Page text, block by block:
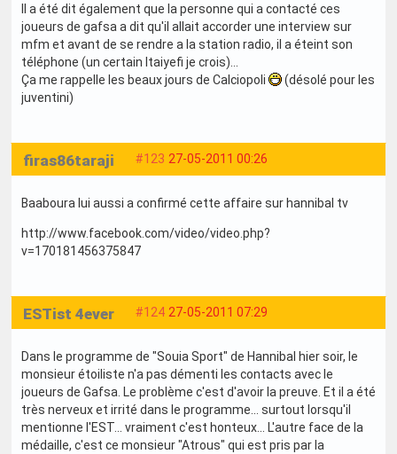
Il a été dit également que la personne qui a contacté ces
joueurs de gafsa a dit qu'il allait accorder une interview sur
mfm et avant de se rendre a la station radio, il a éteint son
téléphone (un certain ltaiyefi je crois)...
Ça me rappelle les beaux jours de Calciopoli
(désolé pour les
juventini)
#123 27-05-2011 00:26
firas86taraji
Baaboura lui aussi a confirmé cette affaire sur hannibal tv
http://www.facebook.com/video/video.php?
v=170181456375847
#124 27-05-2011 07:29
ESTist 4ever
Dans le programme de "Souia Sport" de Hannibal hier soir, le
monsieur étoiliste n'a pas démenti les contacts avec le
joueurs de Gafsa. Le problème c'est d'avoir la preuve. Et il a été
très nerveux et irrité dans le programme... surtout lorsqu'il
mentionne l'EST... vraiment c'est honteux... L'autre face de la
médaille, c'est ce monsieur "Atrous" qui est pris par la